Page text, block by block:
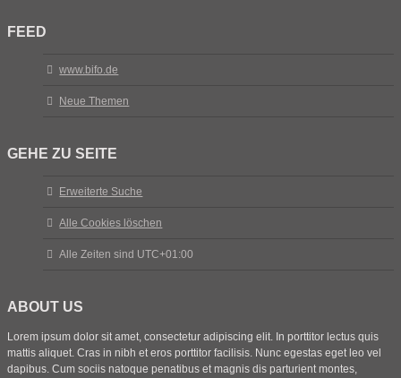
FEED
www.bifo.de
Neue Themen
GEHE ZU SEITE
Erweiterte Suche
Alle Cookies löschen
Alle Zeiten sind UTC+01:00
ABOUT US
Lorem ipsum dolor sit amet, consectetur adipiscing elit. In porttitor lectus quis
mattis aliquet. Cras in nibh et eros porttitor facilisis. Nunc egestas eget leo vel
dapibus. Cum sociis natoque penatibus et magnis dis parturient montes,